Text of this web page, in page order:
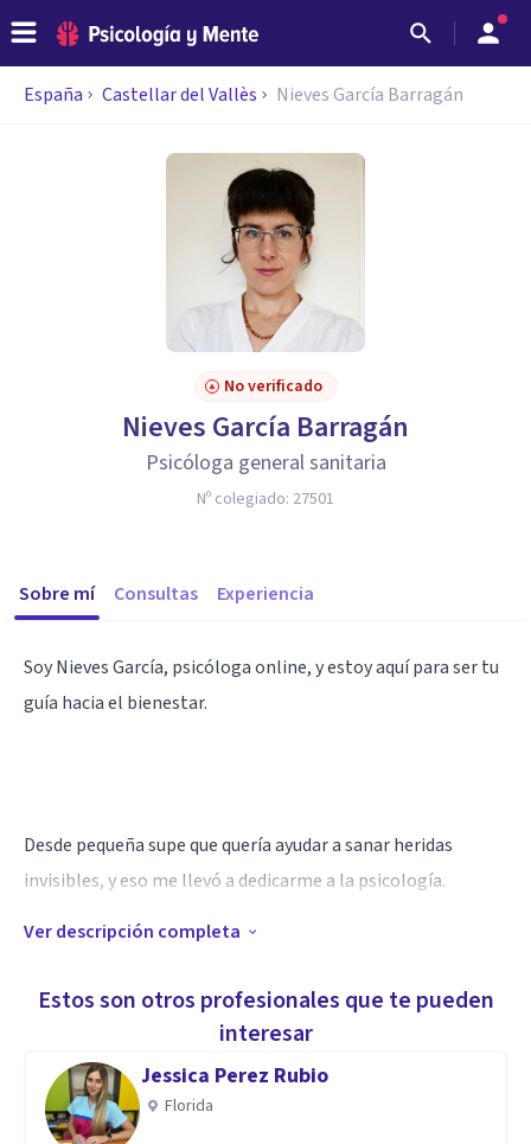
España Castellar del Vallès Nieves García Barragán
No verificado
Nieves García Barragán
Psicóloga general sanitaria
Nº colegiado: 27501
Sobre mí Consultas Experiencia
Soy Nieves García, psicóloga online, y estoy aquí para ser tu
guía hacia el bienestar.
Desde pequeña supe que quería ayudar a sanar heridas
invisibles, y eso me llevó a dedicarme a la psicología.
Desde el inicio de mi labor, he trabajado con individuos
enfrentando una variedad de retos, desde superar desafíos
personales hasta manejar relaciones complicadas.
Ver descripción completa
Estos son otros profesionales que te pueden
interesar
Jessica Perez Rubio
Florida